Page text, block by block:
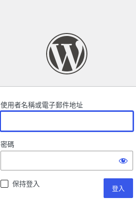
使用者名稱或電子郵件地址
密碼
保持登入